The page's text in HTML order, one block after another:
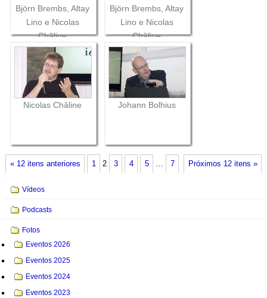
Björn Brembs, Altay
Lino e Nicolas
Châline
Björn Brembs, Altay
Lino e Nicolas
Châline
Nicolas Châline Johann Bolhius
« 12 itens anteriores Próximos 12 itens »
1 2 3 4 5 7
Vídeos
Podcasts
Fotos
Eventos 2026
Eventos 2025
Eventos 2024
Eventos 2023